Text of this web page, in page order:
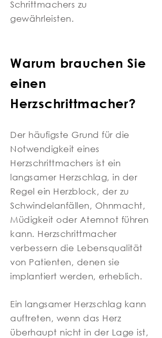
Schrittmachers zu
gewährleisten.
Warum brauchen Sie
einen
Herzschrittmacher?
Der häufigste Grund für die
Notwendigkeit eines
Herzschrittmachers ist ein
langsamer Herzschlag, in der
Regel ein Herzblock, der zu
Schwindelanfällen, Ohnmacht,
Müdigkeit oder Atemnot führen
kann. Herzschrittmacher
verbessern die Lebensqualität
von Patienten, denen sie
implantiert werden, erheblich.
Ein langsamer Herzschlag kann
auftreten, wenn das Herz
überhaupt nicht in der Lage ist,